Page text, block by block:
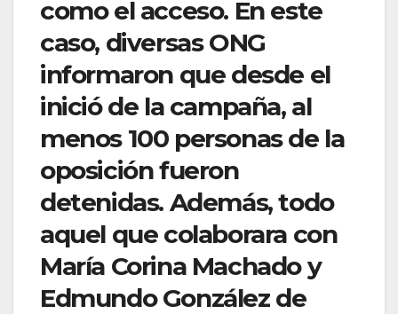
como el acceso. En este
caso, diversas ONG
informaron que desde el
inició de la campaña, al
menos 100 personas de la
oposición fueron
detenidas. Además, todo
aquel que colaborara con
María Corina Machado y
Edmundo González de